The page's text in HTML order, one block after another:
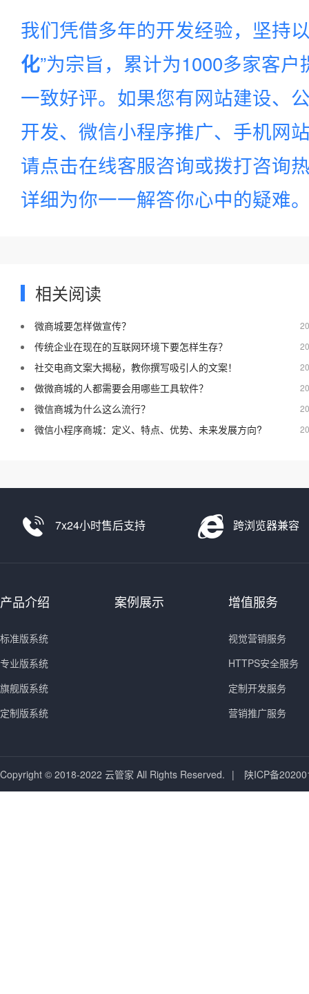
我们凭借多年的开发经验，坚持
化”为宗旨，累计为1000多家客
一致好评。如果您有网站建设、
开发、微信小程序推广、手机网
请点击在线客服咨询或拨打咨询
详细为你一一解答你心中的疑难
相关阅读
微商城要怎样做宣传？
传统企业在现在的互联网环境下要怎样生存？
社交电商文案大揭秘，教你撰写吸引人的文案！
做微商城的人都需要会用哪些工具软件？
微信商城为什么这么流行？
微信小程序商城：定义、特点、优势、未来发展方向?
7x24小时售后支持 跨浏览器兼容
产品介绍
标准版系统
专业版系统
旗舰版系统
定制版系统
案例展示 增值服务
视觉营销服务
HTTPS安全服务
定制开发服务
营销推广服务
Copyright © 2018-2022 云管家 All Rights Reserved. | 陕ICP备